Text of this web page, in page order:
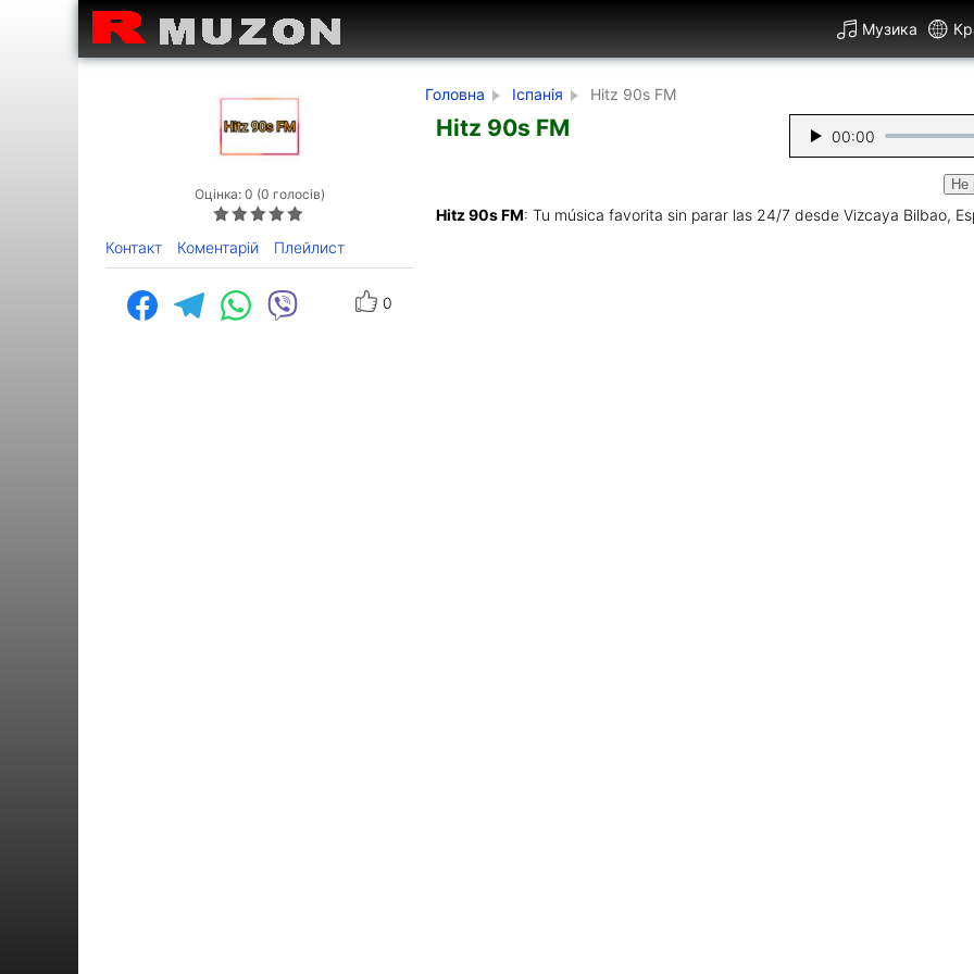
Музика
Оцінка: 0 (0 голосів)
Контакт Коментарій Плейлист
0
Головна Іспанія Hitz 90s FM
Hitz 90s FM 00:00
Не
Hitz 90s FM: Tu música favorita sin parar las 24/7 desde Vizcaya Bilbao,